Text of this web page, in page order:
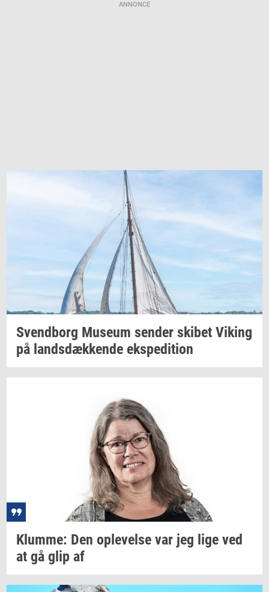
ANNONCE
Svend­borg Mu­se­um sen­der ski­bet Viking
på lands­dæk­ken­de eks­pe­di­tion
Klum­me: Den op­le­vel­se var jeg lige ved
at gå glip af